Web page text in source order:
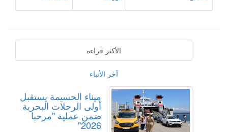
الأكثر قراءة
آخر الأنباء
ميناء الحسيمة يستقبل
أولى الرحلات البحرية
ضمن عملية "مرحبا
2026"